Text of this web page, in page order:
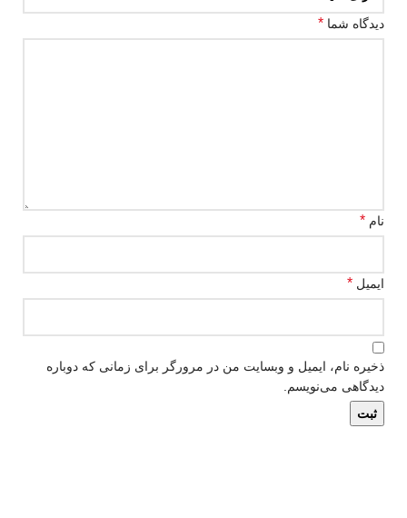
دیدگاه شما *
نام *
ایمیل *
ذخیره نام، ایمیل و وبسایت من در مرورگر برای زمانی که دوباره
دیدگاهی می‌نویسم.